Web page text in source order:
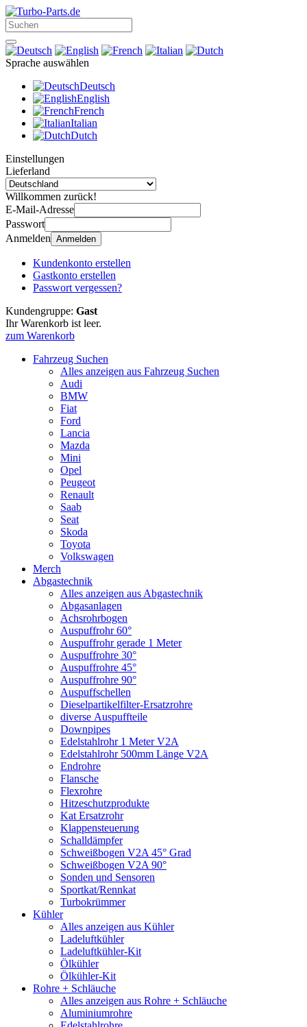
Sprache auswählen
Deutsch
English
French
Italian
Dutch
Einstellungen
Lieferland
Willkommen zurück!
E-Mail-Adresse
Passwort
Anmelden Anmelden
Kundenkonto erstellen
Gastkonto erstellen
Passwort vergessen?
Kundengruppe: Gast
Ihr Warenkorb ist leer.
zum Warenkorb
Fahrzeug Suchen
Alles anzeigen aus Fahrzeug Suchen
Audi
BMW
Fiat
Ford
Lancia
Mazda
Mini
Opel
Peugeot
Renault
Saab
Seat
Skoda
Toyota
Volkswagen
Merch
Abgastechnik
Alles anzeigen aus Abgastechnik
Abgasanlagen
Achsrohrbogen
Auspuffrohr 60°
Auspuffrohr gerade 1 Meter
Auspuffrohre 30°
Auspuffrohre 45°
Auspuffrohre 90°
Auspuffschellen
Dieselpartikelfilter-Ersatzrohre
diverse Auspuffteile
Downpipes
Edelstahlrohr 1 Meter V2A
Edelstahlrohr 500mm Länge V2A
Endrohre
Flansche
Flexrohre
Hitzeschutzprodukte
Kat Ersatzrohr
Klappensteuerung
Schalldämpfer
Schweißbogen V2A 45° Grad
Schweißbogen V2A 90°
Sonden und Sensoren
Sportkat/Rennkat
Turbokrümmer
Kühler
Alles anzeigen aus Kühler
Ladeluftkühler
Ladeluftkühler-Kit
Ölkühler
Ölkühler-Kit
Rohre + Schläuche
Alles anzeigen aus Rohre + Schläuche
Aluminiumrohre